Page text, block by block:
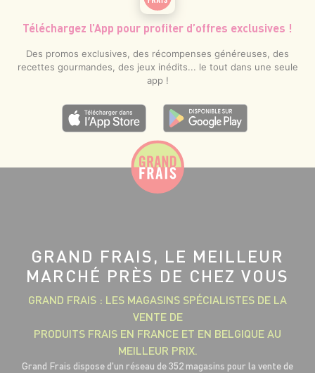
Téléchargez l’App pour profiter d’offres exclusives !
Des promos exclusives, des récompenses généreuses, des
recettes gourmandes, des jeux inédits... le tout dans une seule
app !
GRAND FRAIS, LE MEILLEUR
MARCHÉ PRÈS DE CHEZ VOUS
GRAND FRAIS : LES MAGASINS SPÉCIALISTES DE LA
VENTE DE
PRODUITS FRAIS EN FRANCE ET EN BELGIQUE AU
MEILLEUR PRIX.
Grand Frais dispose d'un réseau de 352 magasins pour la vente de